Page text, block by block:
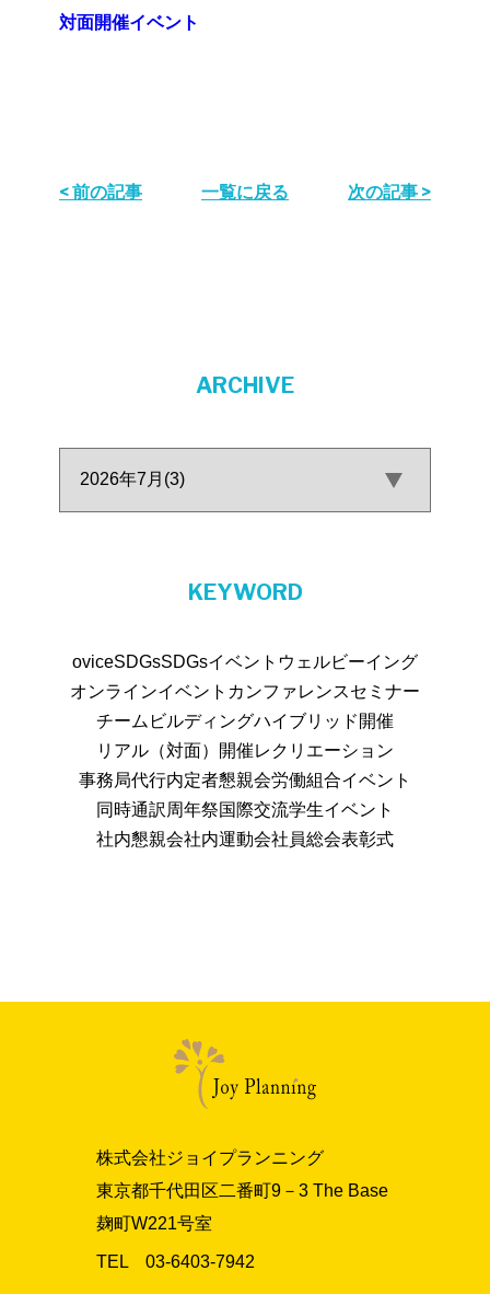
対面開催イベント
< 前の記事 一覧に戻る 次の記事 >
ARCHIVE
KEYWORD
oviceSDGsSDGsイベント ウェルビーイング
オンラインイベント カンファレンスセミナー
チームビルディングハイブリッド開催
リアル（対面）開催レクリエーション
事務局代行内定者懇親会労働組合イベント
同時通訳 周年祭国際交流学生イベント
社内懇親会社内運動会社員総会表彰式
株式会社ジョイプランニング
東京都千代田区二番町9－3 The Base
麹町W221号室
TEL 03‐6403‐7942